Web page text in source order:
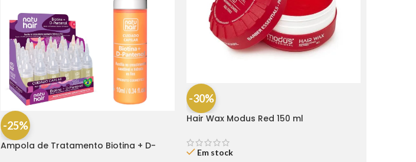
-25%
Ampola de Tratamento Biotina + D-
-30%
Hair Wax Modus Red 150 ml
Em stock